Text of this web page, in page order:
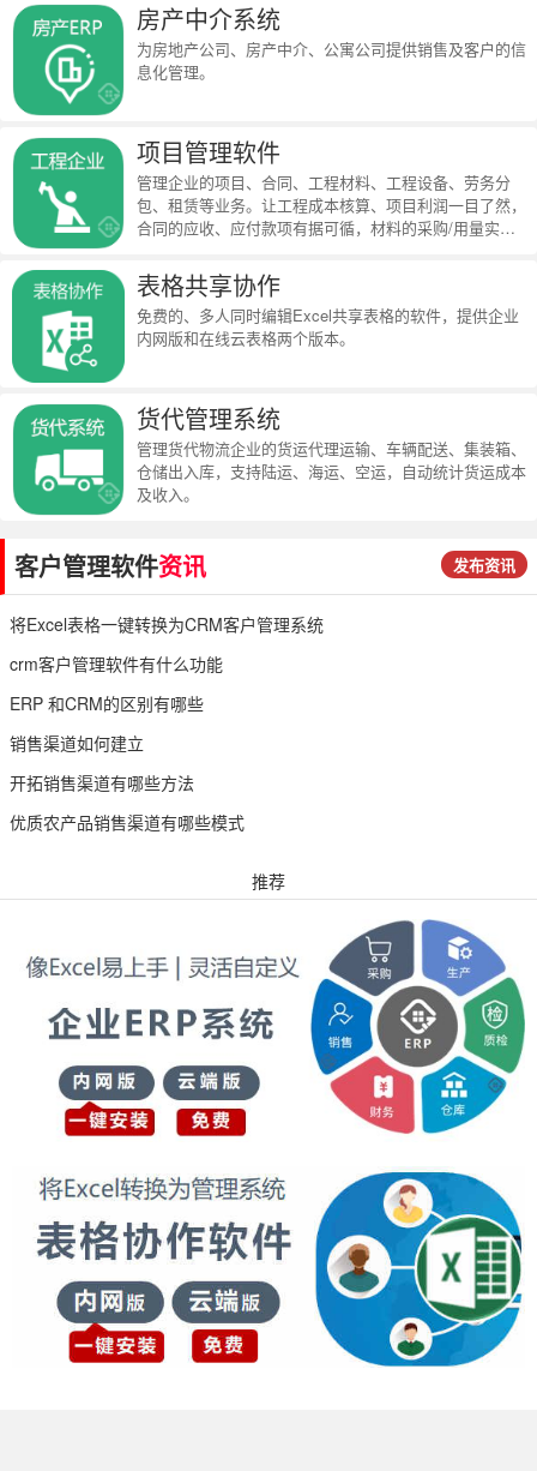
房产中介系统
为房地产公司、房产中介、公寓公司提供销售及客户的信
息化管理。
项目管理软件
管理企业的项目、合同、工程材料、工程设备、劳务分
包、租赁等业务。让工程成本核算、项目利润一目了然，
合同的应收、应付款项有据可循，材料的采购/用量实时
表格共享协作
免费的、多人同时编辑Excel共享表格的软件，提供企业
内网版和在线云表格两个版本。
货代管理系统
管理货代物流企业的货运代理运输、车辆配送、集装箱、
仓储出入库，支持陆运、海运、空运，自动统计货运成本
及收入。
客户管理软件资讯 发布资讯
将Excel表格一键转换为CRM客户管理系统
crm客户管理软件有什么功能
ERP 和CRM的区别有哪些
销售渠道如何建立
开拓销售渠道有哪些方法
优质农产品销售渠道有哪些模式
推荐